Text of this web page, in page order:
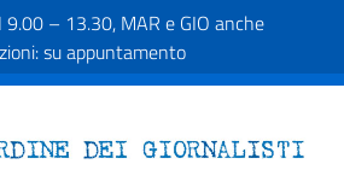
9.00 – 13.30, MAR e GIO anche
su appuntamento